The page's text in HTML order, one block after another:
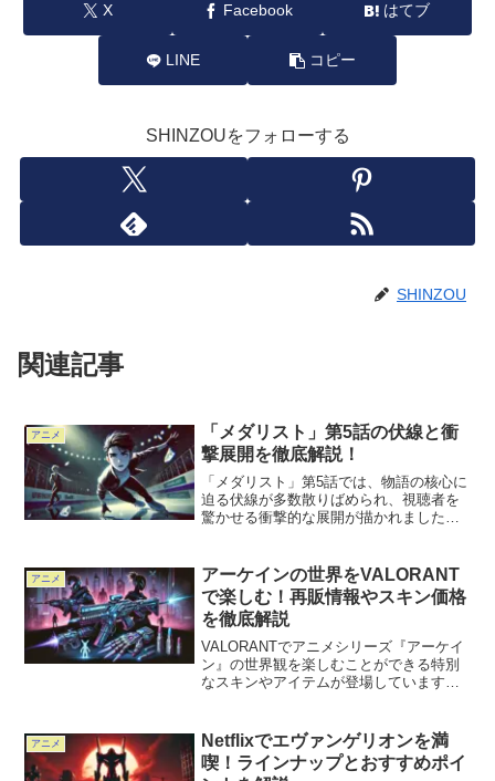
X Facebook はてブ
LINE コピー
SHINZOUをフォローする
SHINZOU
関連記事
アニメ
「メダリスト」第5話の伏線と衝
撃展開を徹底解説！
「メダリスト」第5話では、物語の核心に
迫る伏線が多数散りばめられ、視聴者を
驚かせる衝撃的な展開が描かれました。
解説します。さらに、これらの要素が今
後の物語にどのように...
アニメ
アーケインの世界をVALORANT
で楽しむ！再販情報やスキン価格
を徹底解説
VALORANTでアニメシリーズ『アーケイ
ン』の世界観を楽しむことができる特別
なスキンやアイテムが登場しています。
しく解説します。さらに、Twitchドロッ
プで手に入る...
アニメ
Netflixでエヴァンゲリオンを満
喫！ラインナップとおすすめポイ